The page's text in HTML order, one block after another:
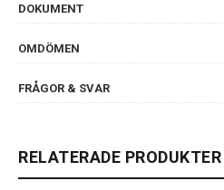
DOKUMENT
OMDÖMEN
FRÅGOR & SVAR
RELATERADE PRODUKTER